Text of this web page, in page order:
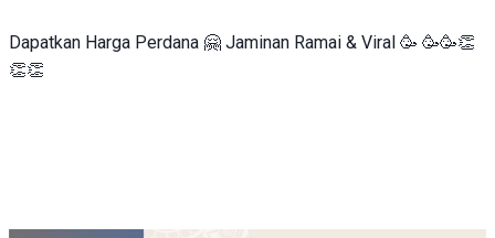
Dapatkan Harga Perdana 🤗 Jaminan Ramai & Viral 🥳 🥳🥳👏
👏👏